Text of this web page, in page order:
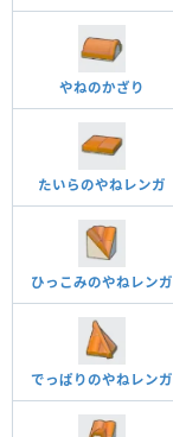
やねのかざり
たいらのやねレンガ
ひっこみのやねレンガ
でっぱりのやねレンガ